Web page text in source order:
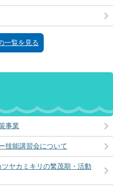
一覧を見る
事業
技能講習会について
ヤカミキリの繁茂期・活動